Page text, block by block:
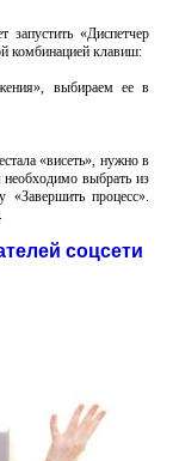
запустить «Диспетчер
комбинацией клавиш:
выбираем ее в
«висеть», нужно в
необходимо выбрать из
процесс».
соцсети